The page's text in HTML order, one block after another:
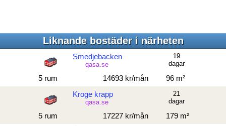
Liknande bostäder i närheten
Smedjebacken
qasa.se
5 rum 14693 kr/mån 96 m²
19
dagar
Kroge krapp
qasa.se
5 rum 17227 kr/mån 179 m²
21
dagar